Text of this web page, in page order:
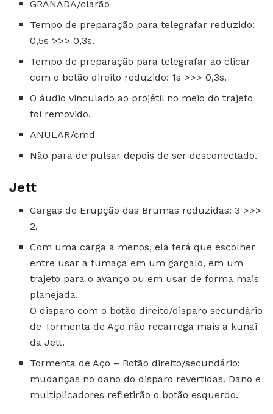
GRANADA/clarão
Tempo de preparação para telegrafar reduzido:
0,5s >>> 0,3s.
Tempo de preparação para telegrafar ao clicar
com o botão direito reduzido: 1s >>> 0,3s.
O áudio vinculado ao projétil no meio do trajeto
foi removido.
ANULAR/cmd
Não para de pulsar depois de ser desconectado.
Jett
Cargas de Erupção das Brumas reduzidas: 3 >>>
2.
Com uma carga a menos, ela terá que escolher
entre usar a fumaça em um gargalo, em um
trajeto para o avanço ou em usar de forma mais
planejada.
O disparo com o botão direito/disparo secundário
de Tormenta de Aço não recarrega mais a kunai
da Jett.
Tormenta de Aço – Botão direito/secundário:
mudanças no dano do disparo revertidas. Dano e
multiplicadores refletirão o botão esquerdo.